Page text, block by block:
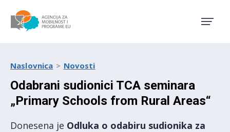
Naslovnica Novosti
Odabrani sudionici TCA seminara
„Primary Schools from Rural Areas“
Donesena je Odluka o odabiru sudionika za